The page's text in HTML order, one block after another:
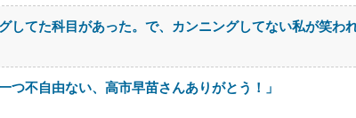
してた科目があった。で、カンニングしてない私が笑わ
つ不自由ない、高市早苗さんありがとう！」